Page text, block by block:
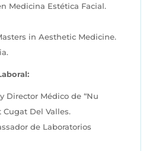
Medicina Estética Facial.
in Aesthetic Medicine.
Director Médico de “Nu
Cugat Del Valles.
de Laboratorios